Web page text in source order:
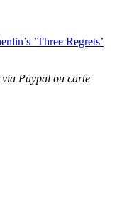
’Three Regrets’
Paypal ou carte